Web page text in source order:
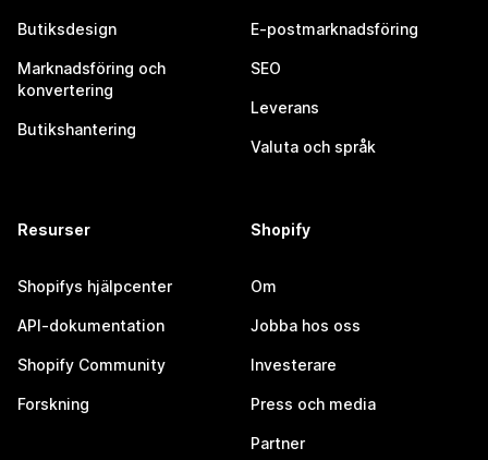
Butiksdesign
Marknadsföring och
konvertering
Butikshantering
E-postmarknadsföring
SEO
Leverans
Valuta och språk
Resurser
Shopifys hjälpcenter
API-dokumentation
Shopify Community
Forskning
Shopify
Om
Jobba hos oss
Investerare
Press och media
Partner